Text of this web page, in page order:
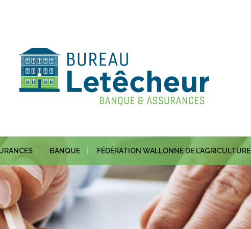
BANQUE FÉDÉRATION WALLONNE DE L'AGRICULTURE